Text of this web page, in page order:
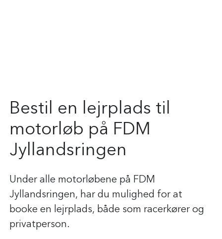
Bestil en lejrplads til
motorløb på FDM
Jyllandsringen
Under alle motorløbene på FDM
Jyllandsringen, har du mulighed for at
booke en lejrplads, både som racerkører og
privatperson.